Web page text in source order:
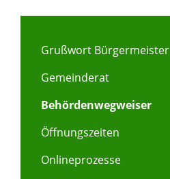
Grußwort Bürgermeister
Gemeinderat
Behördenwegweiser
Öffnungszeiten
Onlineprozesse